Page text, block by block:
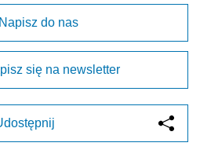
Napisz do nas
się na newsletter